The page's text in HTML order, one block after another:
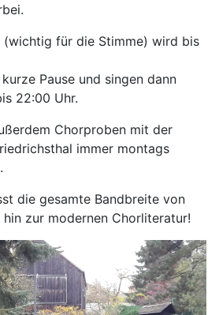
(wichtig für die Stimme) wird bis
Pause und singen dann
22:00 Uhr.
Chorproben mit der
immer montags
die gesamte Bandbreite von
zur modernen Chorliteratur!